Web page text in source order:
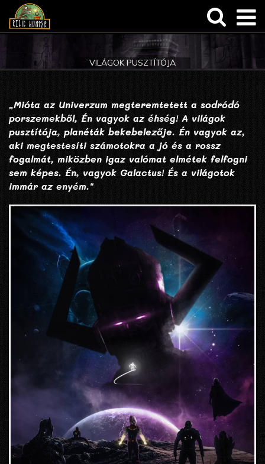
VILÁGOK PUSZTÍTÓJA
„Mióta az Univerzum megteremtetett a sodródó
porszemekből, Én vagyok az éhség! A világok
pusztítója, planéták bekebelezője. Én vagyok az,
aki megtestesíti számotokra a jó és a rossz
fogalmát, miközben igaz valómat elmétek felfogni
sem képes. Én, vagyok Galactus! És a világotok
immár az enyém."
Termékbemutatók
Képregény
Elfelejtett jelszó